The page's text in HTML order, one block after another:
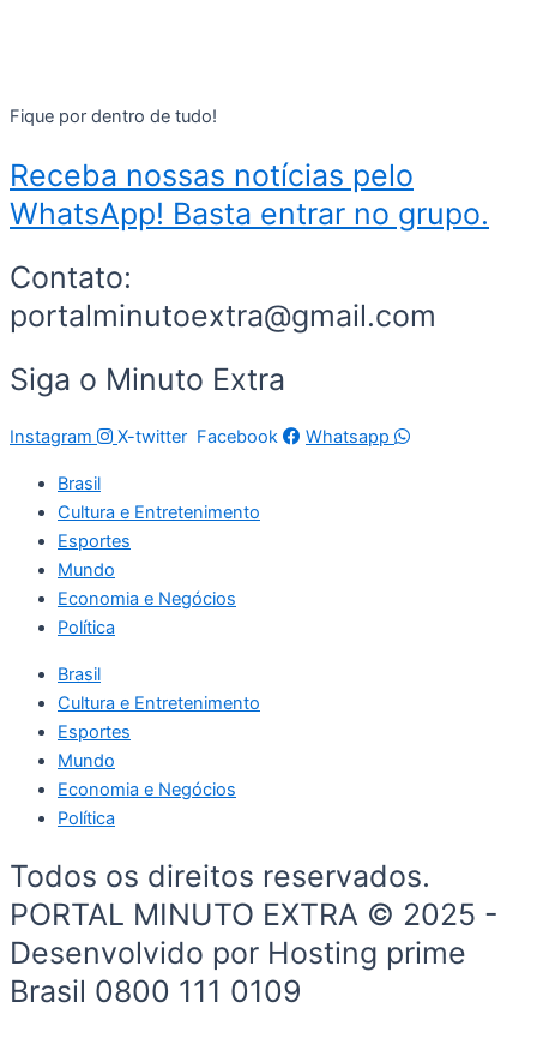
Fique por dentro de tudo!
Receba nossas notícias pelo
WhatsApp! Basta entrar no grupo.
Contato:
portalminutoextra@gmail.com
Siga o Minuto Extra
Instagram X-twitter Facebook Whatsapp
Brasil
Cultura e Entretenimento
Esportes
Mundo
Economia e Negócios
Política
Brasil
Cultura e Entretenimento
Esportes
Mundo
Economia e Negócios
Política
Todos os direitos reservados.
PORTAL MINUTO EXTRA © 2025 -
Desenvolvido por Hosting prime
Brasil 0800 111 0109